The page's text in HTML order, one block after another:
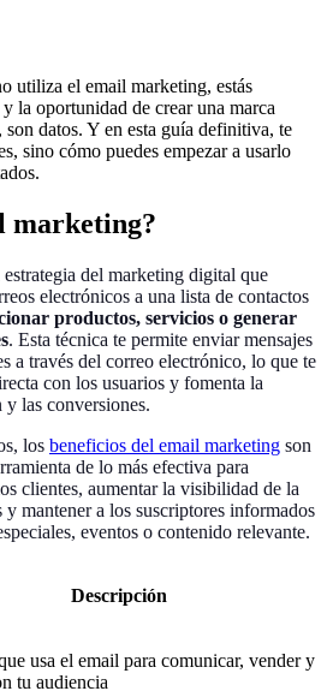
utiliza el email marketing, estás
la oportunidad de crear una marca
datos. Y en esta guía definitiva, te
sino cómo puedes empezar a usarlo
marketing?
del marketing digital que
electrónicos a una lista de contactos
productos, servicios o generar
. Esta técnica te permite enviar mensajes
a través del correo electrónico, lo que te
con los usuarios y fomenta la
las conversiones.
los beneficios del email marketing son
de lo más efectiva para
clientes, aumentar la visibilidad de la
y mantener a los suscriptores informados
eventos o contenido relevante.
Descripción
usa el email para comunicar, vender y
tu audiencia